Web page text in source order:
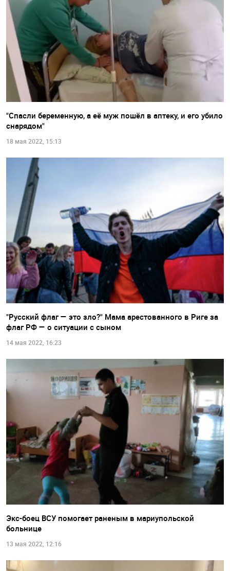
"Спасли беременную, а её муж пошёл в аптеку, и его убило
снарядом"
18 мая 2022, 15:13
"Русский флаг — это зло?" Мама арестованного в Риге за
флаг РФ — о ситуации с сыном
14 мая 2022, 16:23
Экс-боец ВСУ помогает раненым в мариупольской
больнице
13 мая 2022, 12:16